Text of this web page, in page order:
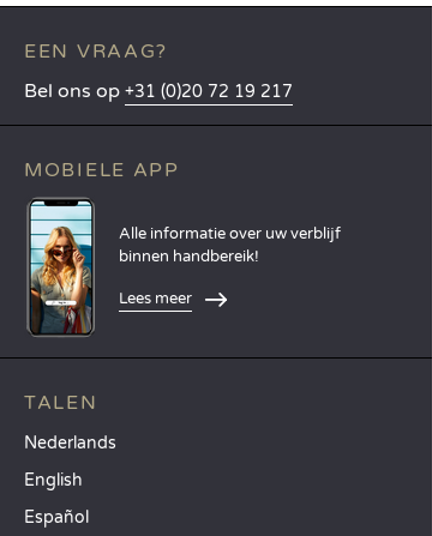
EEN VRAAG?
Bel ons op +31 (0)20 72 19 217
MOBIELE APP
Alle informatie over uw verblijf
binnen handbereik!
Lees meer
TALEN
Nederlands
English
Español